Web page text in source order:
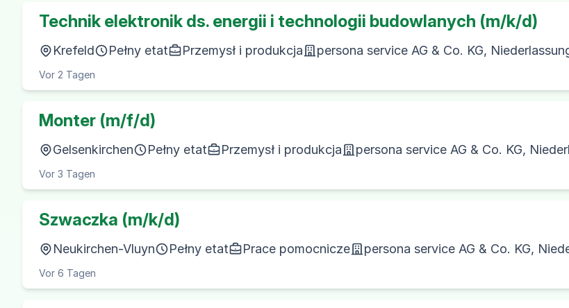
Technik elektronik ds. energii i technologii budowlanych (m/k/d)
Krefeld Pełny etat Przemysł i produkcja persona service AG & Co. KG,
Vor 2 Tagen
Monter (m/f/d)
Gelsenkirchen Pełny etat Przemysł i produkcja persona service AG & Co. KG,
Vor 3 Tagen
Szwaczka (m/k/d)
Neukirchen-Vluyn Pełny etat Prace pomocnicze persona service AG & Co. KG,
Vor 6 Tagen